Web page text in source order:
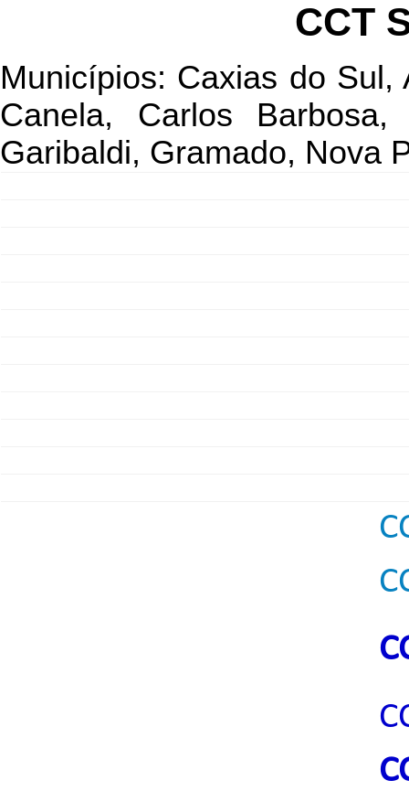
CCT
Municípios: Caxias do
Canela, Carlos
Garibaldi, Gramado, Nova